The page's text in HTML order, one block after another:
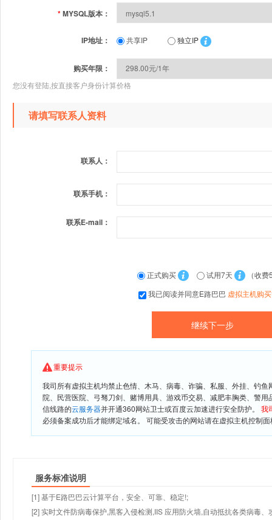
*MYSQL版本：
IP地址： 共享IP 独立IP
购买年限：
您没有登陆,按直接客户身份计算价格
请填写联系人资料
联系人：
联系手机：
联系E-mail：
正式购买 试用7天
（收费
我已阅读并同意E路巴巴 虚拟主机购
重要提示
我司所有虚拟主机均禁止色情、木马、病毒、诈骗、私服、外挂、钓
院、民营医院、弓驽刀剑、赌博用具、游戏币交易、减肥丰胸类、警
信线路的云服务器并开通360网站卫士或百度云加速进行安全防护。 我
必须备案成功后才能绑定域名。 可能受攻击的网站请在虚拟主机控制
服务标准说明
[1] 基于E路巴巴云计算平台，安全、可靠、稳定!;
[2] 实时文件防病毒保护,黑客入侵检测,IIS 应用防火墙,自动抵抗各类病毒、